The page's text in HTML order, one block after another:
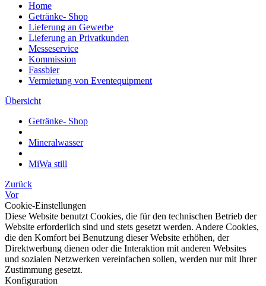
Home
Getränke- Shop
Lieferung an Gewerbe
Lieferung an Privatkunden
Messeservice
Kommission
Fassbier
Vermietung von Eventequipment
Übersicht
Getränke- Shop
Mineralwasser
MiWa still
Zurück
Vor
Cookie-Einstellungen
Diese Website benutzt Cookies, die für den technischen Betrieb der
Website erforderlich sind und stets gesetzt werden. Andere Cookies,
die den Komfort bei Benutzung dieser Website erhöhen, der
Direktwerbung dienen oder die Interaktion mit anderen Websites
und sozialen Netzwerken vereinfachen sollen, werden nur mit Ihrer
Zustimmung gesetzt.
Konfiguration